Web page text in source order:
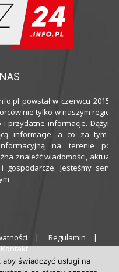
powstał w czerwcu 2015
nie tylko w naszym
przydatne informacje.
informacje, a co za tym
na terenie
znaleźć wiadomości,
Jesteśmy
Regulamin
Kontakt
świadczyć usługi na